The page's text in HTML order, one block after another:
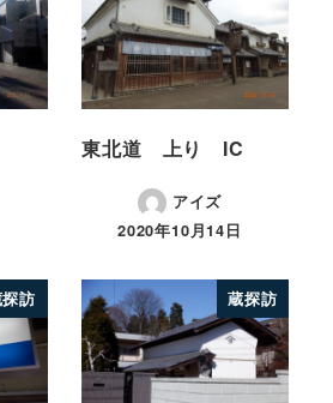
東北道 上り IC
アイズ
2020年10月14日
訪 蔵探訪